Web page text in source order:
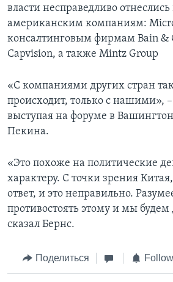
власти несправедливо отнеслись
американским компаниям:
консалтинговым фирмам Bain &
Capvision, а также Mintz Group
«С компаниями других стран
происходит, только с нашими»,
выступая на форуме в
Пекина.
«Это похоже на политические
характеру. С точки зрения
ответ, и это неправильно.
противостоять этому и мы будем
сказал Бернс.
Поделиться